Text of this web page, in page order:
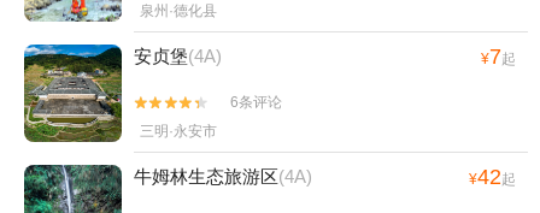
泉州·德化县
安贞堡(4A) ¥7起


6条评论
三明·永安市
牛姆林生态旅游区(4A) ¥42起